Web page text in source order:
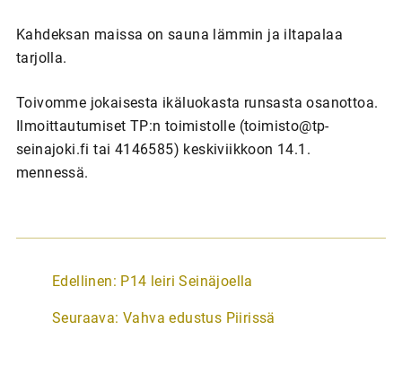
Kahdeksan maissa on sauna lämmin ja iltapalaa
tarjolla.
Toivomme jokaisesta ikäluokasta runsasta osanottoa.
Ilmoittautumiset TP:n toimistolle (toimisto@tp-
seinajoki.fi tai 4146585) keskiviikkoon 14.1.
mennessä.
A
t
Edellinen: P14 leiri Seinäjoella
Seuraava: Vahva edustus Piirissä